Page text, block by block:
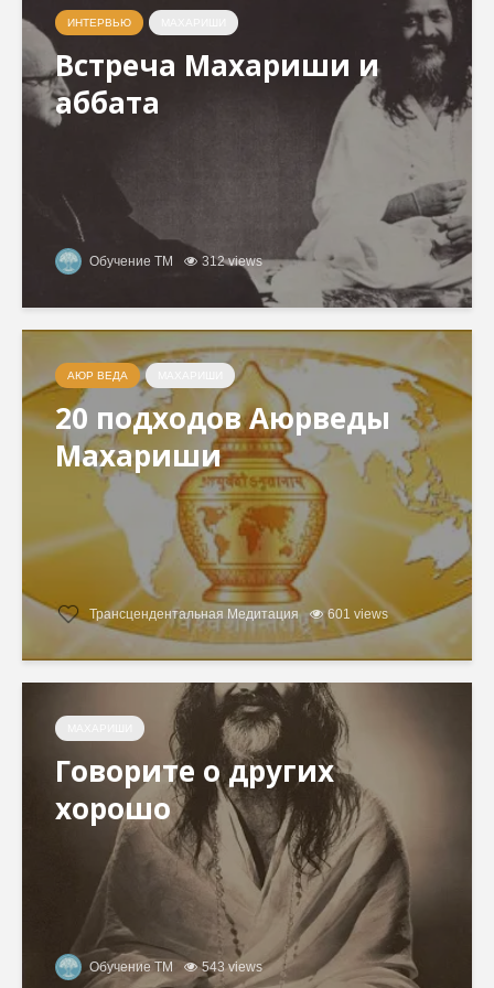
ИНТЕРВЬЮ
Встреча Махариши и
аббата
Обучение ТМ 312 views
АЮР ВЕДА
20 подходов Аюрведы
Махариши
Трансцендентальная Медитация 601 views
Говорите о других
хорошо
Обучение ТМ 543 views